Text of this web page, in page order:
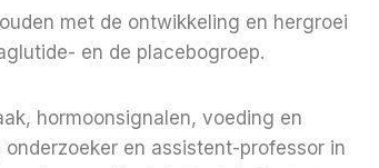
met de ontwikkeling en hergroei
en de placebogroep.
hormoonsignalen, voeding en
en assistent-professor in